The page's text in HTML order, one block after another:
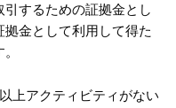
引するための証拠金とし
金として利用して得た
上アクティビティがない